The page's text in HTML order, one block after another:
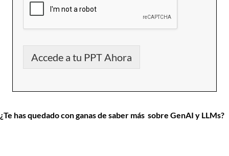
Accede a tu PPT Ahora
¿Te has quedado con ganas de saber más sobre GenAI y LLMs?